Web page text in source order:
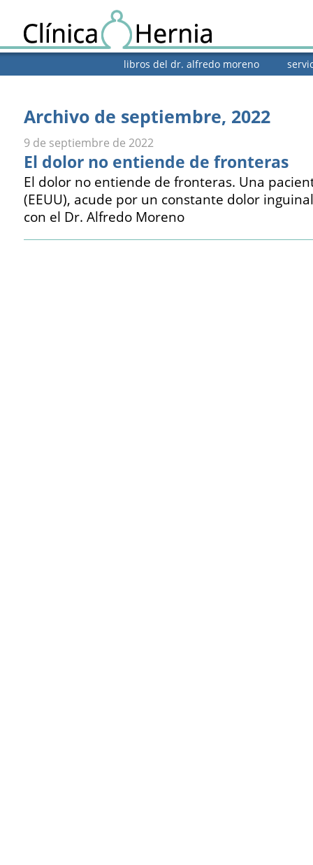
libros del dr. alfredo moreno
Archivo de septiembre, 2022
9 de septiembre de 2022
El dolor no entiende de fronteras
El dolor no entiende de fronteras. Una
(EEUU), acude por un constante dolor
con el Dr. Alfredo Moreno